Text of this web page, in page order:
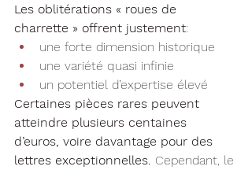
Les oblitérations « roues de
charrette » offrent justement:
une forte dimension historique
une variété quasi infinie
un potentiel d’expertise élevé
Certaines pièces rares peuvent
atteindre plusieurs centaines
d’euros, voire davantage pour des
lettres exceptionnelles. Cependant, le